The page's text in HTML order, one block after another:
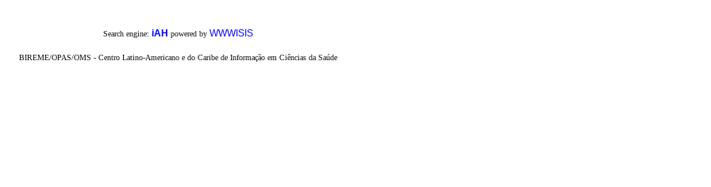
Search engine: iAH powered by WWWISIS
BIREME/OPAS/OMS - Centro Latino-Americano e do Caribe de Informação em Ciências da Saúde